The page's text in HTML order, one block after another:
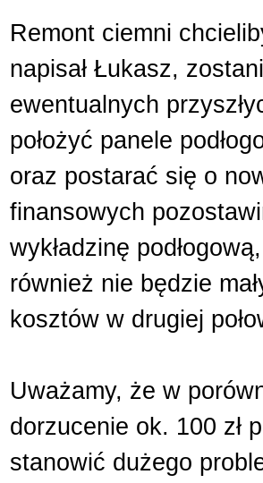
Remont ciemni
napisał Łukasz,
ewentualnych
położyć panele
oraz postarać się o
finansowych
wykładzinę
również nie będzie
kosztów w drugiej
Uważamy, że w
dorzucenie ok. 100 zł
stanowić dużego